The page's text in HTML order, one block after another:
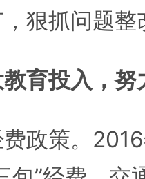
狠抓问题
投入，努
策。2016